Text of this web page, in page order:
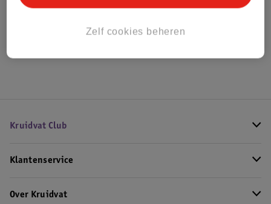
Kruidvat Club
Klantenservice
Over Kruidvat
Zelf cookies beheren